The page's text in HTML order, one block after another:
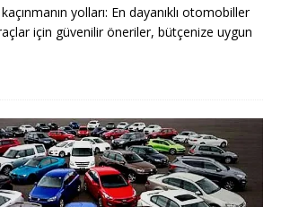
yolları: En dayanıklı otomobiller
için güvenilir öneriler, bütçenize uygun